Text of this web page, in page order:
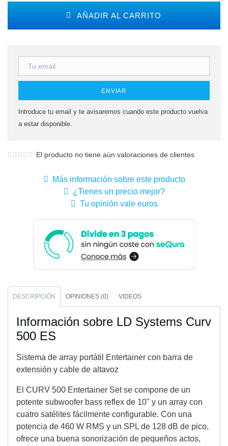
AÑADIR AL CARRITO
ENVIAR
Introduce tu email y te avisaremos cuando este producto vuelva
a estar disponible.
El producto no tiene aún valoraciones de clientes
Más información sobre este producto
¿Tienes un precio mejor?
Tu opinión vale euros
DESCRIPCIÓN OPINIONES (0) VIDEOS
Información sobre LD Systems Curv
500 ES
Sistema de array portátil Entertainer con barra de
extensión y cable de altavoz
El CURV 500 Entertainer Set se compone de un
potente subwoofer bass reflex de 10" y un array con
cuatro satélites fácilmente configurable. Con una
potencia de 460 W RMS y un SPL de 128 dB de pico,
ofrece una buena sonorización de pequeños actos,